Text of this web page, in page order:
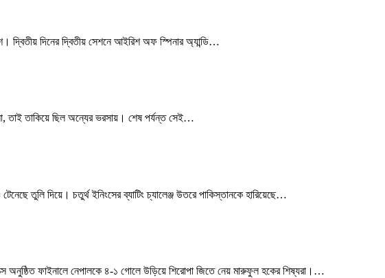
দ্বিতীয় দিনের দ্বিতীয় সেশনে আইরিশ অফ স্পিনার অ্যান্ডি…
না, তাই তাকিয়ে ছিল অন্যের ভরসায়। শেষ পর্যন্ত সেই…
তুলি দিয়ে। চতুর্থ ইনিংসের ব্যাটিং চ্যালেঞ্জ উতরে পাকিস্তানকে হারিয়েছে…
অনুষ্ঠিত ফাইনালে নেপালকে ৪-১ গোলে উড়িয়ে শিরোপা জিতে নেয় মারুফুল হকের শিষ্যরা।…